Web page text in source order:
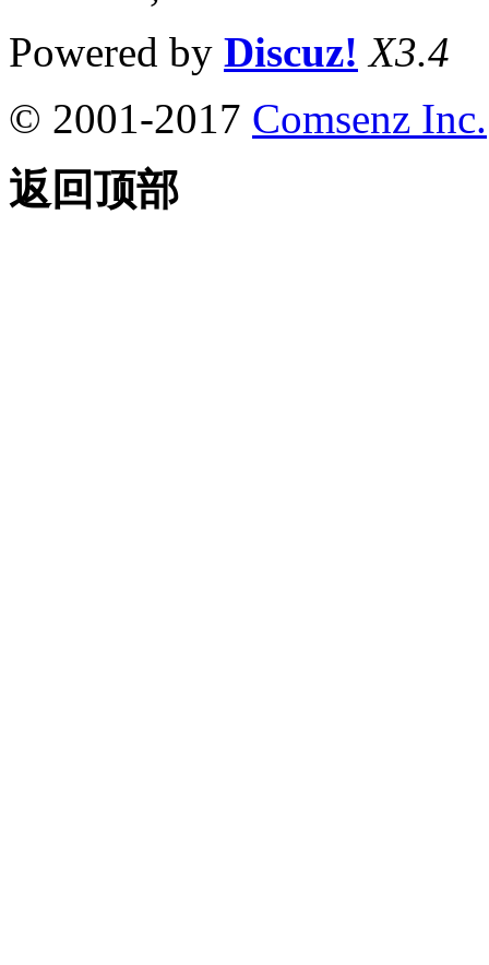
Powered by Discuz! X3.4
© 2001-2017 Comsenz Inc.
返回顶部